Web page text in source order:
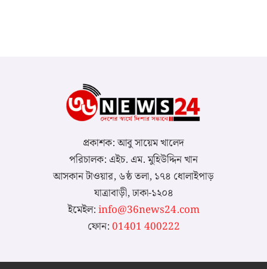
প্রকাশক: আবু সায়েম খালেদ
পরিচালক: এইচ. এম. মুহিউদ্দিন খান
আসকান টাওয়ার, ৬ষ্ঠ তলা, ১৭৪ ধোলাইপাড়
যাত্রাবাড়ী, ঢাকা-১২০৪
ইমেইল:info@36news24.com
ফোন:01401 400222